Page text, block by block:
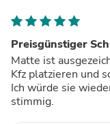
Preisgünstiger
Matte ist
Kfz platzieren und scheint perfekt zu wirken auf Marder.
Ich würde sie
stimmig.